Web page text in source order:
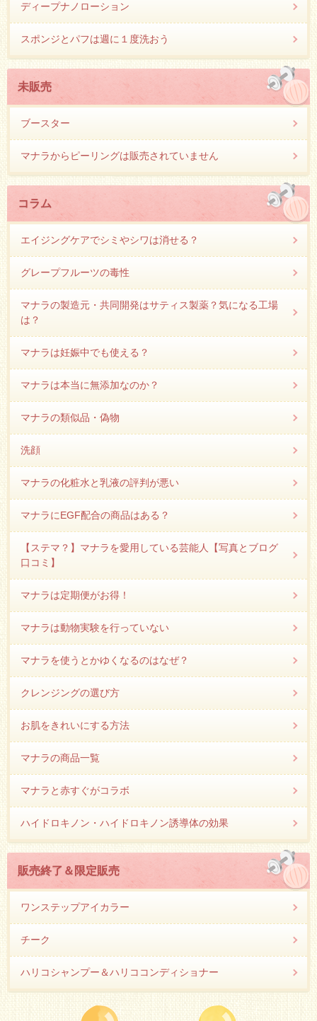
ディープナノローション
スポンジとパフは週に１度洗おう
未販売
ブースター
マナラからピーリングは販売されていません
コラム
エイジングケアでシミやシワは消せる？
グレープフルーツの毒性
マナラの製造元・共同開発はサティス製薬？気になる工場
は？
マナラは妊娠中でも使える？
マナラは本当に無添加なのか？
マナラの類似品・偽物
洗顔
マナラの化粧水と乳液の評判が悪い
マナラにEGF配合の商品はある？
【ステマ？】マナラを愛用している芸能人【写真とブログ
口コミ】
マナラは定期便がお得！
マナラは動物実験を行っていない
マナラを使うとかゆくなるのはなぜ？
クレンジングの選び方
お肌をきれいにする方法
マナラの商品一覧
マナラと赤すぐがコラボ
ハイドロキノン・ハイドロキノン誘導体の効果
販売終了＆限定販売
ワンステップアイカラー
チーク
ハリコシャンプー＆ハリココンディショナー